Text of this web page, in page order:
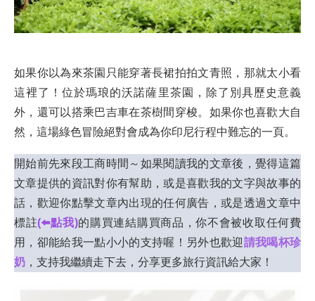
如果你以為來茶園只能穿著長裙拍拍文青照，那就太小看
這裡了！位於瑪琅的沃諾薩里茶園，除了別具歷史意義
外，還可以搭乘巴吉車在茶樹間穿梭。如果你也喜歡大自
然，這場綠色冒險絕對會成為你印尼行程中難忘的一頁。
開始前先來段工商時間～如果閱讀我的文章後，覺得這篇
文章提供的資訊對你有幫助，或是喜歡我的文字與故事的
話，歡迎你點擊文章內出現的任何廣告，或是透過文章中
標註(⬅️點我)的購買連結購買商品，你不會被收取任何費
用，卻能給我一點小小的支持喔！另外也歡迎請我喝杯珍
奶 ，支持我繼續走下去，分享更多旅行資訊給大家！